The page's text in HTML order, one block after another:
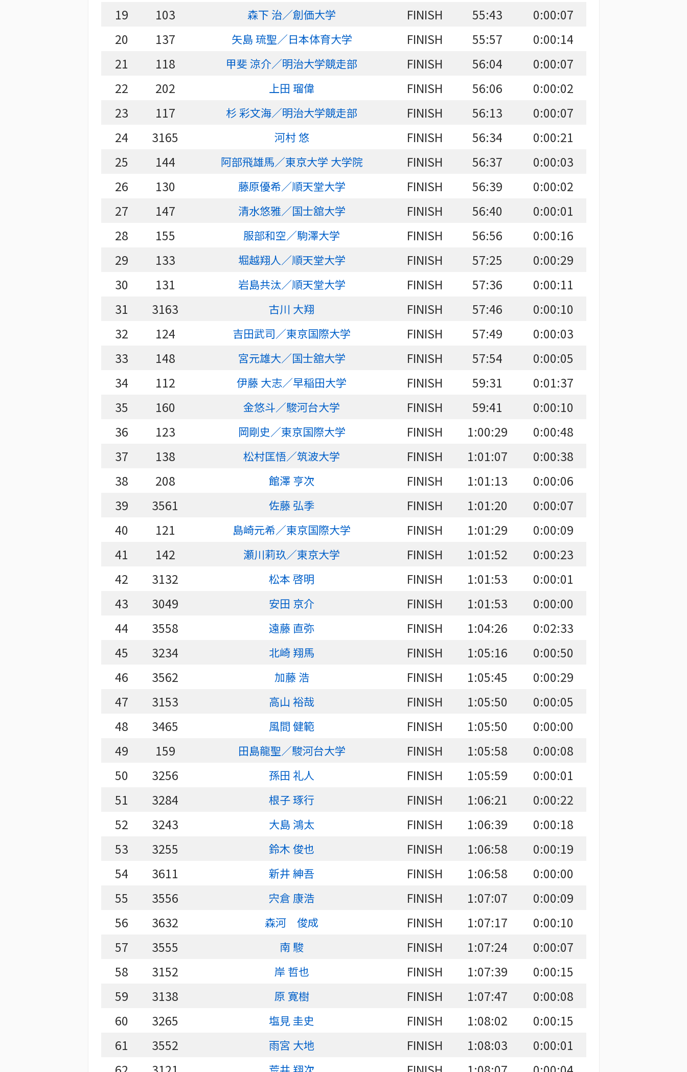
19
103 森下 治／創価大学 FINISH 55:43
0:00:07
20
137 矢島 琉聖／日本体育大学 FINISH 55:57
0:00:14
21
118 甲斐 涼介／明治大学競走部 FINISH 56:04
0:00:07
22
202 上田 瑠偉 FINISH 56:06
0:00:02
23
117 杉 彩文海／明治大学競走部 FINISH 56:13
0:00:07
24
3165 河村 悠 FINISH 56:34
0:00:21
25
144 阿部飛雄馬／東京大学 大学院 FINISH 56:37
0:00:03
26
130 藤原優希／順天堂大学 FINISH 56:39
0:00:02
27
147 清水悠雅／国士舘大学 FINISH 56:40
0:00:01
28
155 服部和空／駒澤大学 FINISH 56:56
0:00:16
29
133 堀越翔人／順天堂大学 FINISH 57:25
0:00:29
30
131 岩島共汰／順天堂大学 FINISH 57:36
0:00:11
31
3163 古川 大翔 FINISH 57:46
0:00:10
32
124 吉田武司／東京国際大学 FINISH 57:49
0:00:03
33
148 宮元雄大／国士舘大学 FINISH 57:54
0:00:05
34
112 伊藤 大志／早稲田大学 FINISH 59:31
0:01:37
35
160 金悠斗／駿河台大学 FINISH 59:41
0:00:10
36
123 岡剛史／東京国際大学 FINISH 1:00:29
0:00:48
37
138 松村匡悟／筑波大学 FINISH 1:01:07
0:00:38
38
208 館澤 亨次 FINISH 1:01:13
0:00:06
39
3561 佐藤 弘季 FINISH 1:01:20
0:00:07
40
121 島崎元希／東京国際大学 FINISH 1:01:29
0:00:09
41
142 瀬川莉玖／東京大学 FINISH 1:01:52
0:00:23
42
3132 松本 啓明 FINISH 1:01:53
0:00:01
43
3049 安田 京介 FINISH 1:01:53
0:00:00
44
3558 遠藤 直弥 FINISH 1:04:26
0:02:33
45
3234 北崎 翔馬 FINISH 1:05:16
0:00:50
46
3562 加藤 浩 FINISH 1:05:45
0:00:29
47
3153 高山 裕哉 FINISH 1:05:50
0:00:05
48
3465 風間 健範 FINISH 1:05:50
0:00:00
49
159 田島龍聖／駿河台大学 FINISH 1:05:58
0:00:08
50
3256 孫田 礼人 FINISH 1:05:59
0:00:01
51
3284 根子 琢行 FINISH 1:06:21
0:00:22
52
3243 大島 鴻太 FINISH 1:06:39
0:00:18
53
3255 鈴木 俊也 FINISH 1:06:58
0:00:19
54
3611 新井 紳吾 FINISH 1:06:58
0:00:00
55
3556 宍倉 康浩 FINISH 1:07:07
0:00:09
56
3632 森河 俊成 FINISH 1:07:17
0:00:10
57
3555 南 駿 FINISH 1:07:24
0:00:07
58
3152 岸 哲也 FINISH 1:07:39
0:00:15
59
3138 原 寛樹 FINISH 1:07:47
0:00:08
60
3265 塩見 圭史 FINISH 1:08:02
0:00:15
61
3552 雨宮 大地 FINISH 1:08:03
0:00:01